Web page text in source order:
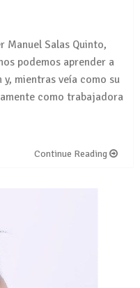
Manuel Salas Quinto,
podemos aprender a
mientras veía como su
como trabajadora
Continue Reading